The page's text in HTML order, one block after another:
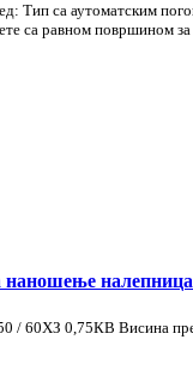
Тип са аутоматским
са равном површином за
наношење
/ 60ХЗ 0,75КВ Висина